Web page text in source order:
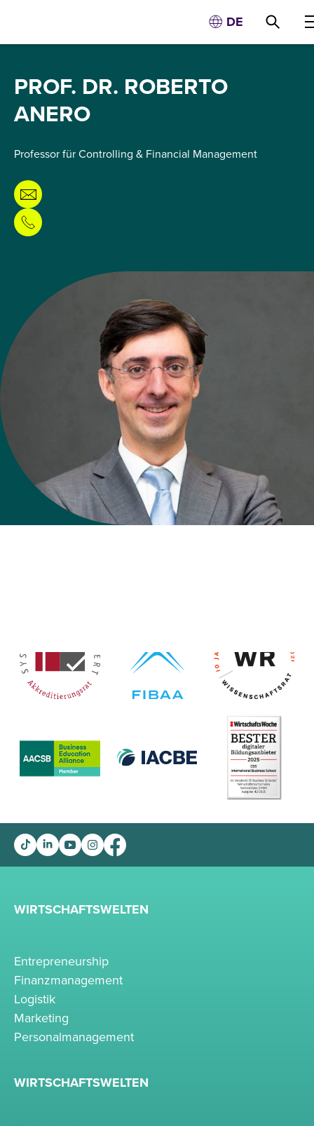
DE
PROF. DR. ROBERTO
ANERO
Professor für Controlling & Financial Management
WIRTSCHAFTSWELTEN
Entrepreneurship
Finanzmanagement
Logistik
Marketing
Personalmanagement
WIRTSCHAFTSWELTEN